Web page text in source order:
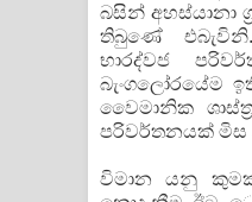
බසින් අහස්යානා
තිබුණේ
භාරද්වජ
බැංගලෝරයේම
වෛමානික
පරිවර්තනයක්
විමාන යනු